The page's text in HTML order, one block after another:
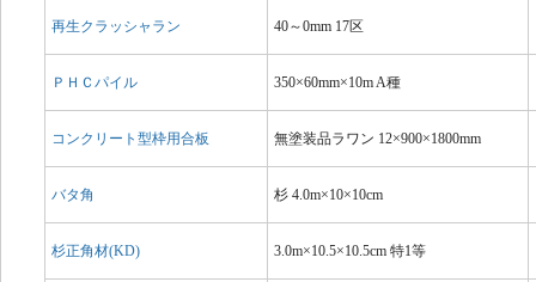
再生クラッシャラン 40～0mm 17区
ＰＨＣパイル 350×60mm×10m A種
コンクリート型枠用合板 無塗装品ラワン 12×900×1800mm
バタ角 杉 4.0m×10×10cm
杉正角材(KD) 3.0m×10.5×10.5cm 特1等